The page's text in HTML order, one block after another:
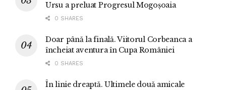
Ursu a preluat Progresul Mogoșoaia
0 SHARES
Doar până la finală. Viitorul Corbeanca a
încheiat aventura în Cupa României
0 SHARES
În linie dreaptă. Ultimele două amicale